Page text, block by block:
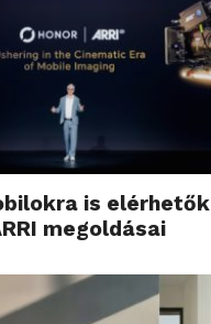
is elérhetők
megoldásai